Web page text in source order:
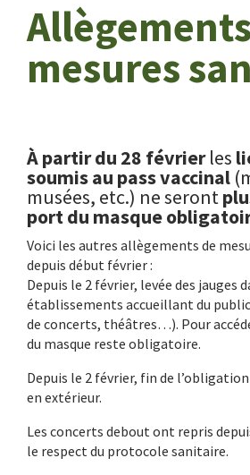
mesures
À partir du 28 févrierles
soumis au pass vaccinal
musées, etc.) ne seront
port du masque
Voici les autres allègements de
depuis début février :
Depuis le 2 février, levée des jauges
établissements accueillant du
de concerts, théâtres…). Pour
du masque reste obligatoire.
Depuis le 2 février, fin de
en extérieur.
Les concerts debout ont repris
le respect du protocole sanitaire.